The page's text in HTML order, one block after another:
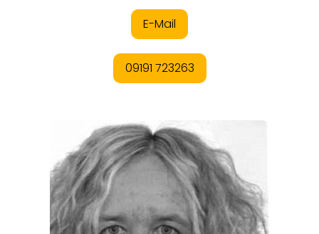
ORTE
EVENTS
REISEFÜHRER
REISEMAGAZINE
THEMEN